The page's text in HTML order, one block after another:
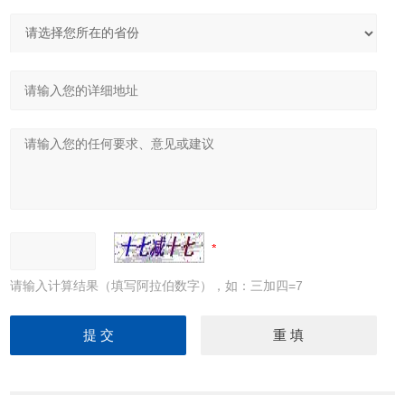
请输入计算结果（填写阿拉伯数字），如：三加四=7